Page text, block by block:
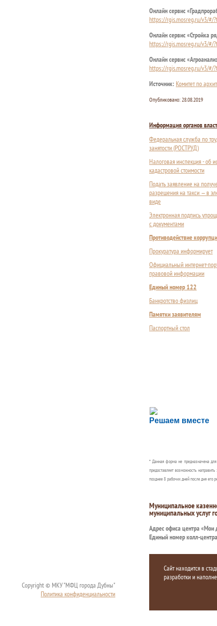
Онлайн сервис
https://rgis.mosreg.ru/v3/#/
Онлайн сервис «Стройка
https://rgis.mosreg.ru/v3/#/
Онлайн сервис
https://rgis.mosreg.ru/v3/#/
Источник: Комитет по
Опубликовано: 28.08.2019
Информация органов
Федеральная служба по
занятости (РОСТРУД)
Налоговая инспекция - об
кадастровой стоимости
Подать заявление на
разрешения на такси — в
виде
Электронная подпись
с документами
Противодействие
Прокуратура информирует
Официальный интернет-
правовой информации
Единый номер 122
Банкротство физлиц
Памятки заявителям
Паспортный стол
Решаем вместе
Сложности с
Сообщите об этом
* Данная форма не предназначена
предоставляет возможность
позднее 8 рабочих дней после дня его
Муниципальное
муниципальных услуг
Адрес офиса центра «Мои
Единый номер колл-
Copyright © МКУ "МФЦ города Дубны"
Политика конфиденциальности
Сайт находится в
разработки и